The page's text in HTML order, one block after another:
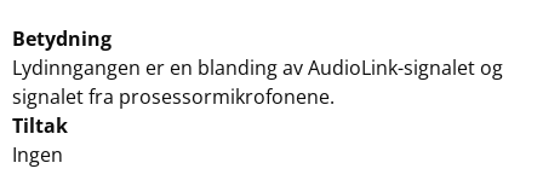
Betydning
Lydinngangen er en blanding av AudioLink-signalet og
signalet fra prosessormikrofonene.
Tiltak
Ingen